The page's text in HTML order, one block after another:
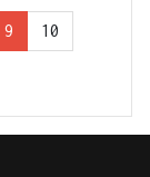
9 10